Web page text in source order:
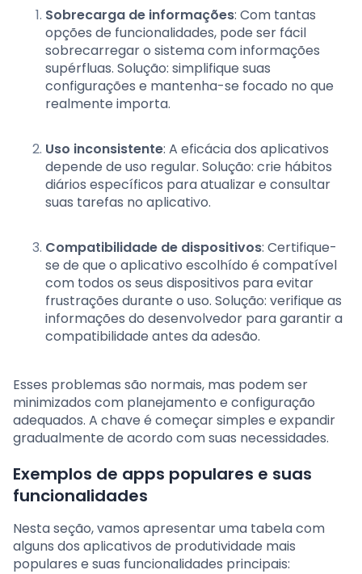
Sobrecarga de informações: Com tantas
opções de funcionalidades, pode ser fácil
sobrecarregar o sistema com informações
supérfluas. Solução: simplifique suas
configurações e mantenha-se focado no que
realmente importa.
Uso inconsistente: A eficácia dos aplicativos
depende de uso regular. Solução: crie hábitos
diários específicos para atualizar e consultar
suas tarefas no aplicativo.
Compatibilidade de dispositivos: Certifique-
se de que o aplicativo escolhído é compatível
com todos os seus dispositivos para evitar
frustrações durante o uso. Solução: verifique as
informações do desenvolvedor para garantir a
compatibilidade antes da adesão.
Esses problemas são normais, mas podem ser
minimizados com planejamento e configuração
adequados. A chave é começar simples e expandir
gradualmente de acordo com suas necessidades.
Exemplos de apps populares e suas
funcionalidades
Nesta seção, vamos apresentar uma tabela com
alguns dos aplicativos de produtividade mais
populares e suas funcionalidades principais: